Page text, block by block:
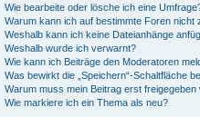
Wie bearbeite oder lösche ich eine
Warum kann ich auf bestimmte Foren nicht
Weshalb kann ich keine Dateianhänge
Weshalb wurde ich verwarnt?
Wie kann ich Beiträge den Moderatoren
Was bewirkt die „Speichern“-Schaltfläche
Warum muss mein Beitrag erst freigegeben
Wie markiere ich ein Thema als neu?